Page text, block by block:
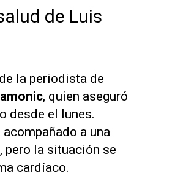
de Luis
la periodista de
, quien aseguró
desde el lunes.
acompañado a una
pero la situación se
cardíaco.